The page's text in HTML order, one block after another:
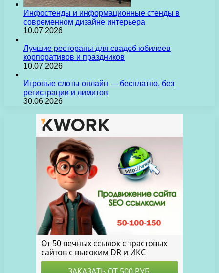
Инфостенды и информационные стенды в
современном дизайне интерьера
10.07.2026
Лучшие рестораны для свадеб юбилеев
корпоративов и праздников
10.07.2026
Игровые слоты онлайн — бесплатно, без
регистрации и лимитов
30.06.2026